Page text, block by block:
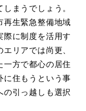
まうでしょう。
再生緊急整備地域
際に制度を活用す
リアでは尚更、
一方で都心の居住
に住もうという事
の引っ越しも選択